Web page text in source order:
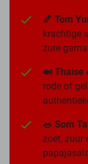
🍤 Tom
krachtige
zure
🍛 Thaise
rode of
🥗 Som
zoet, zuur